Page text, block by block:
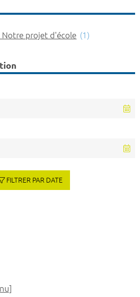
projet d'école (1)
FILTRER PAR DATE